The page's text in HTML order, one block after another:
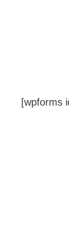
[wpforms